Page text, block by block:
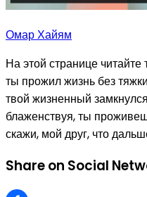
Омар Хайям
На этой странице
ты прожил жизнь без
твой жизненный
блаженствуя, ты
скажи, мой друг, что
Share on Social